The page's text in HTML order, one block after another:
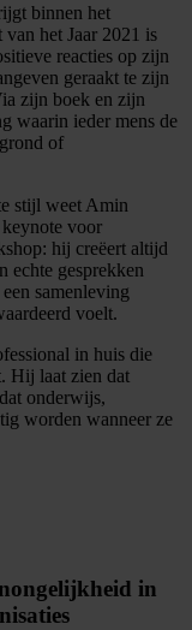
binnen het
het Jaar 2021 is
reacties op zijn
geraakt te zijn
zijn boek en zijn
waarin ieder mens de
of
stijl weet Amin
voor
hij creëert altijd
echte gesprekken
samenleving
voelt.
in huis die
Hij laat zien dat
onderwijs,
worden wanneer ze
in